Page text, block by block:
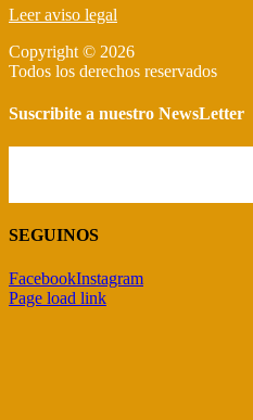
Leer aviso legal
Copyright © 2026
Todos los derechos reservados
Suscribite a nuestro NewsLetter
SEGUINOS
FacebookInstagram
Page load link